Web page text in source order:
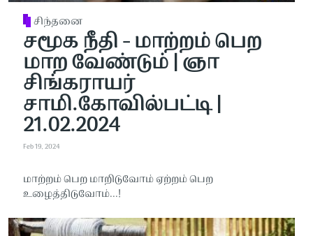
சிந்தனை
சமூக நீதி - மாற்றம் பெற
மாற வேண்டும் | ஞா
சிங்கராயர்
சாமி.கோவில்பட்டி |
21.02.2024
Feb 19, 2024
மாற்றம் பெற மாறிடுவோம் ஏற்றம் பெற
உழைத்திடுவோம்...!